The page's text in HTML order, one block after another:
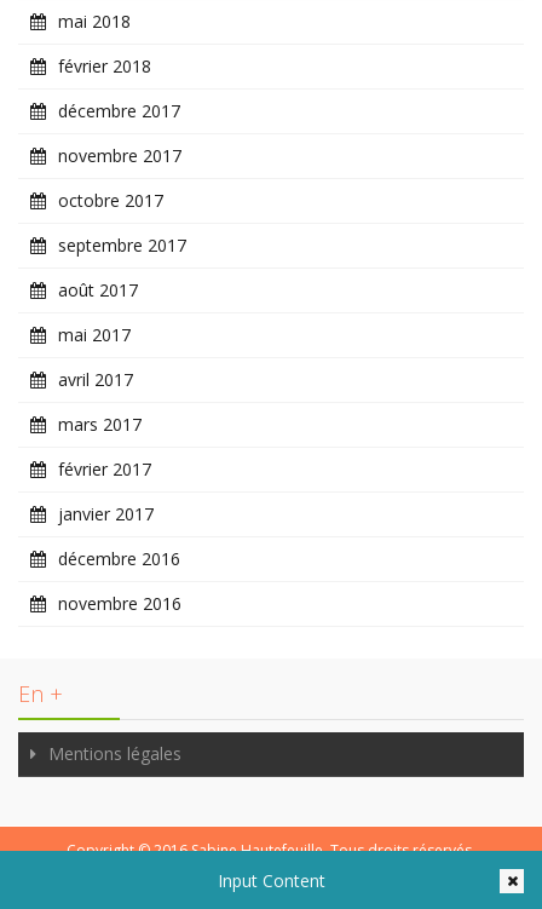
mai 2018
février 2018
décembre 2017
novembre 2017
octobre 2017
septembre 2017
août 2017
mai 2017
avril 2017
mars 2017
février 2017
janvier 2017
décembre 2016
novembre 2016
En +
Mentions légales
Copyright © 2016Sabine Hautefeuille. Tous droits réservés.
Sabine Hautefeuille - Illustratrice.
Input Content